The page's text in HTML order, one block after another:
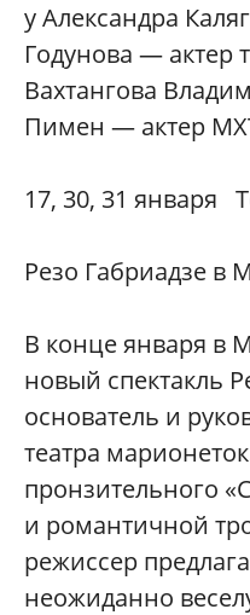
у Александра
Годунова — актер
Вахтангова
Пимен — актер
17, 30, 31 января
Резо Габриадзе в
В конце января в
новый спектакль
основатель и
театра
пронзительного
и романтичной
режиссер
неожиданно